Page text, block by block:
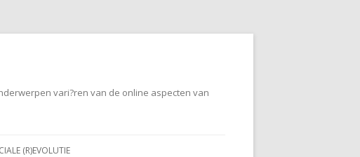
vari?ren van de online aspecten van
(R)EVOLUTIE